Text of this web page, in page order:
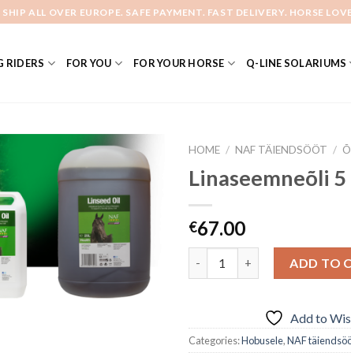
SHIP ALL OVER EUROPE. SAFE PAYMENT. FAST DELIVERY. HORSE
RIDERS FOR YOU FOR YOUR HORSE Q-LINE SOLARIUMS
Add to
Wishlist
HOME / NAF TÄIENDSÖÖT /
Linaseemneõli 5
€67.00
ADD TO
Add to
Categories:Hobusele,NAF